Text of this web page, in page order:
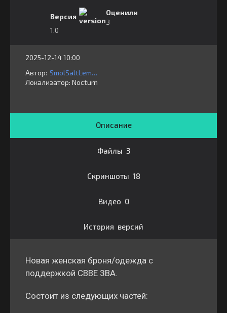
Версия
1.0
Оценили
3
2025-12-14 10:00
Автор:
SmolSaltLemon
Локализатор: ⁣⁣⁣Nocturn
Описание
Файлы 3
Скриншоты 18
Видео 0
История версий
Новая женская броня/одежда с
поддержкой CBBE 3BA.
Состоит из следующих частей: